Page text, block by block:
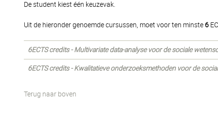
De student kiest één keuzevak.
Uit de hieronder genoemde cursussen, moet voor ten minste6
6ECTS credits - Multivariate data-analyse voor de sociale
6ECTS credits - Kwalitatieve onderzoeksmethoden voor de
Terug naar boven